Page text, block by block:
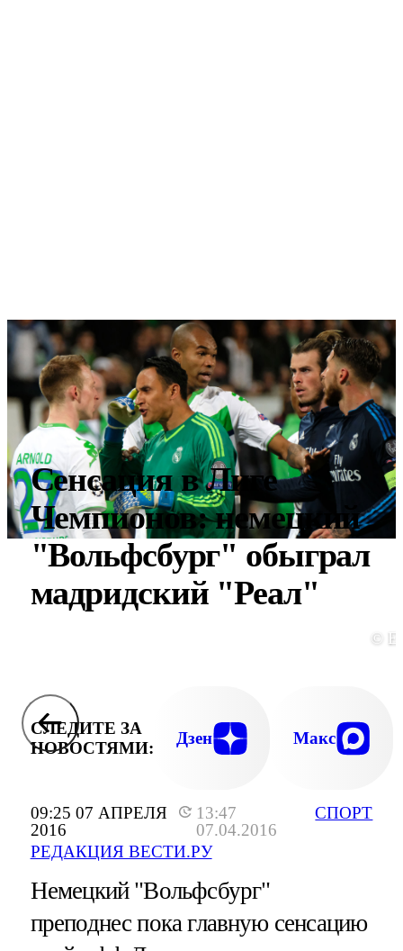
09:25 07 АПРЕЛЯ
2016
13:47
07.04.2016
РЕДАКЦИЯ ВЕСТИ.РУ
СПОРТ
Сенсация в Лиге
Чемпионов: немецкий
"Вольфсбург" обыграл
мадридский "Реал"
©
СЛЕДИТЕ ЗА
НОВОСТЯМИ:
Дзен Макс
Немецкий "Вольфсбург"
преподнес пока главную сенсацию